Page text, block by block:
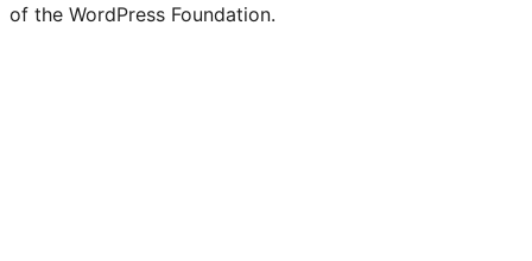
of the WordPress Foundation.